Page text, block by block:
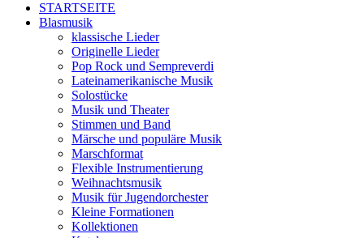
STARTSEITE
Blasmusik
klassische Lieder
Originelle Lieder
Pop Rock und Sempreverdi
Lateinamerikanische Musik
Solostücke
Musik und Theater
Stimmen und Band
Märsche und populäre Musik
Marschformat
Flexible Instrumentierung
Weihnachtsmusik
Musik für Jugendorchester
Kleine Formationen
Kollektionen